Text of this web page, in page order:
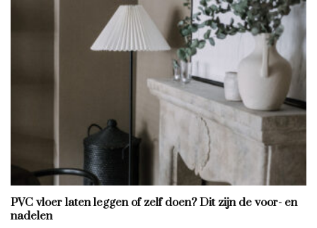
PVC vloer laten leggen of zelf doen? Dit zijn de voor- en
nadelen